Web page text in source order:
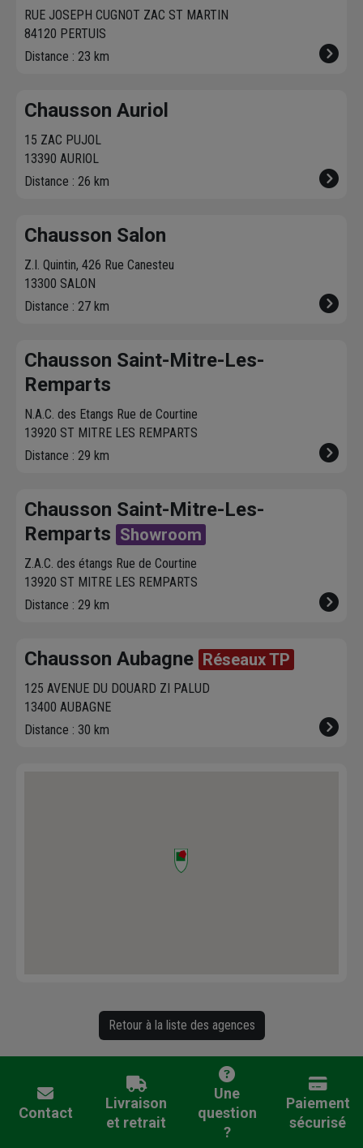
RUE JOSEPH CUGNOT ZAC ST MARTIN
84120 PERTUIS
Distance : 23 km
Chausson Auriol
15 ZAC PUJOL
13390 AURIOL
Distance : 26 km
Chausson Salon
Z.I. Quintin, 426 Rue Canesteu
13300 SALON
Distance : 27 km
Chausson Saint-Mitre-Les-
Remparts
N.A.C. des Etangs Rue de Courtine
13920 ST MITRE LES REMPARTS
Distance : 29 km
Chausson Saint-Mitre-Les-
Remparts Showroom
Z.A.C. des étangs Rue de Courtine
13920 ST MITRE LES REMPARTS
Distance : 29 km
Chausson Aubagne Réseaux TP
125 AVENUE DU DOUARD ZI PALUD
13400 AUBAGNE
Distance : 30 km
Retour à la liste des agences
Contact
Livraison
et retrait
Une
question
?
Paiement
sécurisé